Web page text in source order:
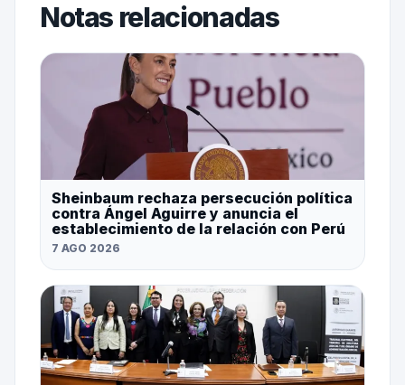
Notas relacionadas
Sheinbaum rechaza persecución política
contra Ángel Aguirre y anuncia el
establecimiento de la relación con Perú
7 AGO 2026